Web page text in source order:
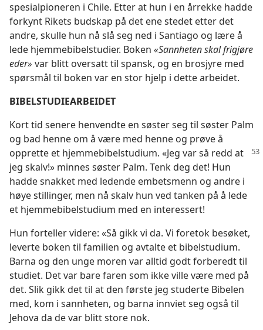
spesialpioneren i Chile. Etter at hun i en årrekke hadde
forkynt Rikets budskap på det ene stedet etter det
andre, skulle hun nå slå seg ned i Santiago og lære å
lede hjemmebibelstudier. Boken «Sannheten skal frigjøre
eder» var blitt oversatt til spansk, og en brosjyre med
spørsmål til boken var en stor hjelp i dette arbeidet.
BIBELSTUDIEARBEIDET
Kort tid senere henvendte en søster seg til søster Palm
og bad henne om å være med henne og prøve å
opprette et hjemmebibelstudium. «Jeg var så redd at
jeg skalv!» minnes søster Palm. Tenk deg det! Hun
hadde snakket med ledende embetsmenn og andre i
høye stillinger, men nå skalv hun ved tanken på å lede
et hjemmebibelstudium med en interessert!
Hun forteller videre: «Så gikk vi da. Vi foretok besøket,
leverte boken til familien og avtalte et bibelstudium.
Barna og den unge moren var alltid godt forberedt til
studiet. Det var bare faren som ikke ville være med på
det. Slik gikk det til at den første jeg studerte Bibelen
med, kom i sannheten, og barna innviet seg også til
Jehova da de var blitt store nok.